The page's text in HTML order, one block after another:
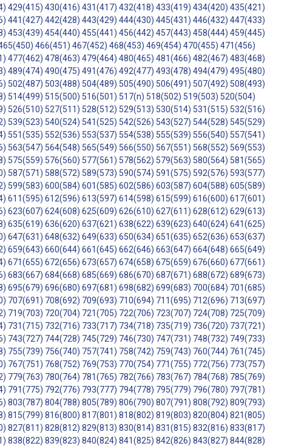
429(415) 430(416) 431(417) 432(418) 433(419) 434(420) 435(421)
441(427) 442(428) 443(429) 444(430) 445(431) 446(432) 447(433)
453(439) 454(440) 455(441) 456(442) 457(443) 458(444) 459(445)
466(451) 467(452) 468(453) 469(454) 470(455) 471(456)
477(462) 478(463) 479(464) 480(465) 481(466) 482(467) 483(468)
489(474) 490(475) 491(476) 492(477) 493(478) 494(479) 495(480)
502(487) 503(488) 504(489) 505(490) 506(491) 507(492) 508(493)
514(499) 515(500) 516(501) 517(n) 518(502) 519(503) 520(504)
526(510) 527(511) 528(512) 529(513) 530(514) 531(515) 532(516)
539(523) 540(524) 541(525) 542(526) 543(527) 544(528) 545(529)
551(535) 552(536) 553(537) 554(538) 555(539) 556(540) 557(541)
563(547) 564(548) 565(549) 566(550) 567(551) 568(552) 569(553)
575(559) 576(560) 577(561) 578(562) 579(563) 580(564) 581(565)
587(571) 588(572) 589(573) 590(574) 591(575) 592(576) 593(577)
599(583) 600(584) 601(585) 602(586) 603(587) 604(588) 605(589)
611(595) 612(596) 613(597) 614(598) 615(599) 616(600) 617(601)
623(607) 624(608) 625(609) 626(610) 627(611) 628(612) 629(613)
635(619) 636(620) 637(621) 638(622) 639(623) 640(624) 641(625)
647(631) 648(632) 649(633) 650(634) 651(635) 652(636) 653(637)
659(643) 660(644) 661(645) 662(646) 663(647) 664(648) 665(649)
671(655) 672(656) 673(657) 674(658) 675(659) 676(660) 677(661)
683(667) 684(668) 685(669) 686(670) 687(671) 688(672) 689(673)
695(679) 696(680) 697(681) 698(682) 699(683) 700(684) 701(685)
707(691) 708(692) 709(693) 710(694) 711(695) 712(696) 713(697)
719(703) 720(704) 721(705) 722(706) 723(707) 724(708) 725(709)
731(715) 732(716) 733(717) 734(718) 735(719) 736(720) 737(721)
743(727) 744(728) 745(729) 746(730) 747(731) 748(732) 749(733)
755(739) 756(740) 757(741) 758(742) 759(743) 760(744) 761(745)
767(751) 768(752) 769(753) 770(754) 771(755) 772(756) 773(757)
779(763) 780(764) 781(765) 782(766) 783(767) 784(768) 785(769)
791(775) 792(776) 793(777) 794(778) 795(779) 796(780) 797(781)
803(787) 804(788) 805(789) 806(790) 807(791) 808(792) 809(793)
815(799) 816(800) 817(801) 818(802) 819(803) 820(804) 821(805)
827(811) 828(812) 829(813) 830(814) 831(815) 832(816) 833(817)
838(822) 839(823) 840(824) 841(825) 842(826) 843(827) 844(828)